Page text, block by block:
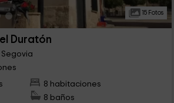
15 Fotos
Duratón
8 habitaciones
8 baños